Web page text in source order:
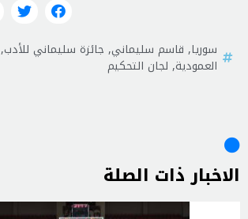
سوريا, قاسم سليماني, جائزة سليماني للأدب,
العمودية, لجان التحكيم
الاخبار ذات الصلة